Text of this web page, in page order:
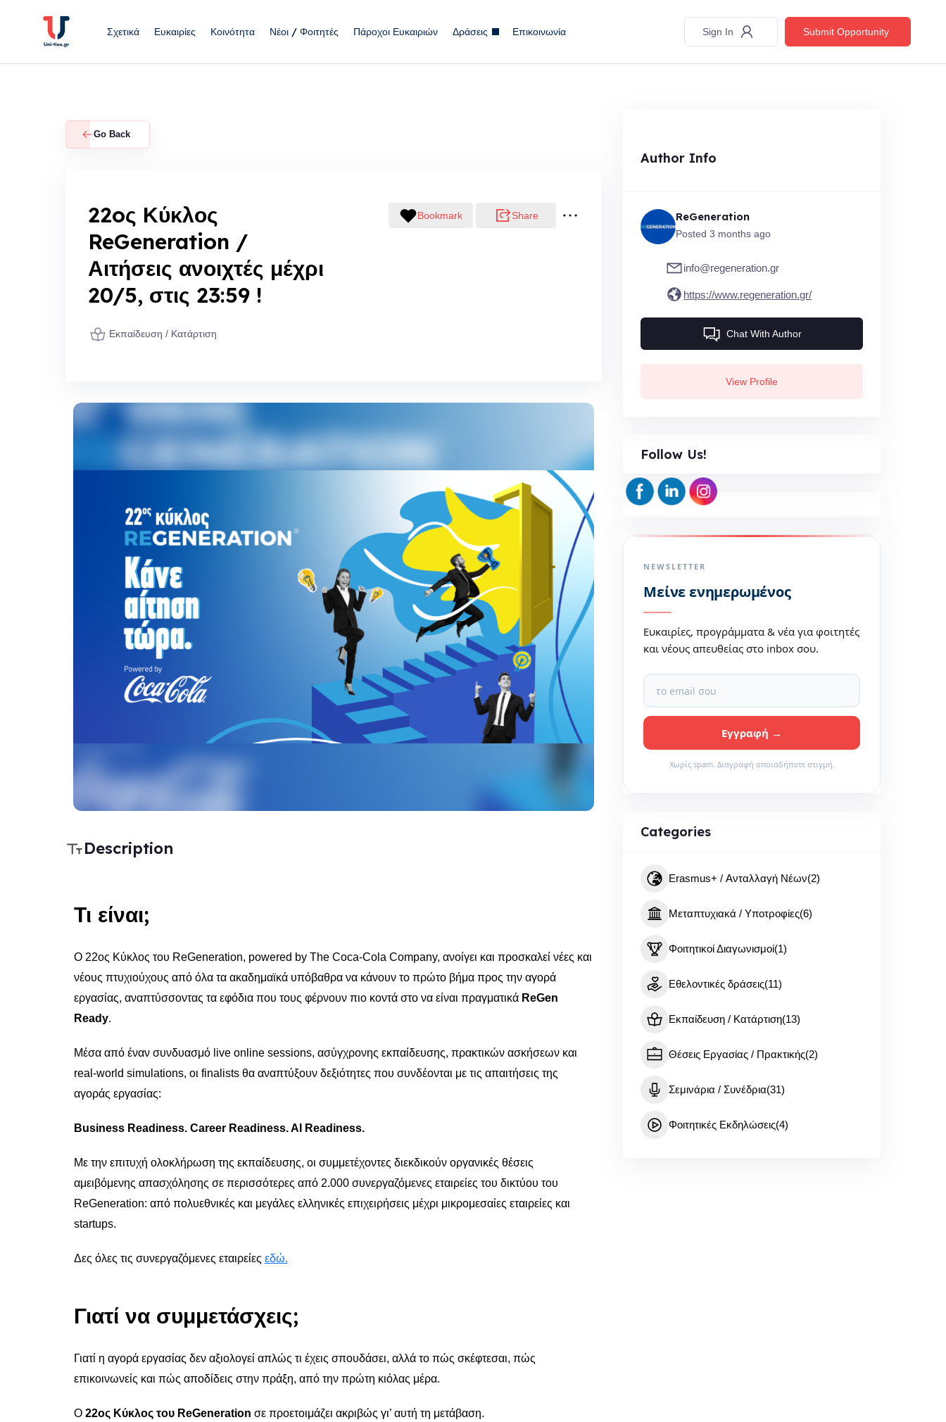
Σχετικά Ευκαιρίες Κοινότητα Νέοι / Φοιτητές Πάροχοι Ευκαιριών Δράσεις Επικοινωνία Sign In Submit Opportunity
Go Back
22oς Κύκλος
ReGeneration /
Αιτήσεις ανοιχτές μέχρι
20/5, στις 23:59 !
Bookmark Share
Εκπαίδευση / Κατάρτιση
Description
Τι είναι;
Ο 22ος Κύκλος του ReGeneration, powered by The Coca-Cola Company, ανοίγει και προσκαλεί νέες και
νέους πτυχιούχους από όλα τα ακαδημαϊκά υπόβαθρα να κάνουν το πρώτο βήμα προς την αγορά
εργασίας, αναπτύσσοντας τα εφόδια που τους φέρνουν πιο κοντά στο να είναι πραγματικάReGen
Ready.
Μέσα από έναν συνδυασμό live online sessions, ασύγχρονης εκπαίδευσης, πρακτικών ασκήσεων και
real-world simulations, οι finalists θα αναπτύξουν δεξιότητες που συνδέονται με τις απαιτήσεις της
αγοράς εργασίας:
Business Readiness. Career Readiness. AI Readiness.
Με την επιτυχή ολοκλήρωση της εκπαίδευσης, οι συμμετέχοντες διεκδικούν οργανικές θέσεις
αμειβόμενης απασχόλησης σε περισσότερες από 2.000 συνεργαζόμενες εταιρείες του δικτύου του
ReGeneration: από πολυεθνικές και μεγάλες ελληνικές επιχειρήσεις μέχρι μικρομεσαίες εταιρείες και
startups.
Δες όλες τις συνεργαζόμενες εταιρείες εδώ.
Γιατί να συμμετάσχεις;
Γιατί η αγορά εργασίας δεν αξιολογεί απλώς τι έχεις σπουδάσει, αλλά το πώς σκέφτεσαι, πώς
επικοινωνείς και πώς αποδίδεις στην πράξη, από την πρώτη κιόλας μέρα.
Ο 22ος Κύκλος του ReGeneration σε προετοιμάζει ακριβώς γι’ αυτή τη μετάβαση.
Author Info
ReGeneration
Posted 3 months ago
info@regeneration.gr
https://www.regeneration.gr/
Chat With Author
View Profile
Follow Us!
NEWSLETTER
Μείνε ενημερωμένος
Ευκαιρίες, προγράμματα & νέα για φοιτητές
και νέους απευθείας στο inbox σου.
Χωρίς spam. Διαγραφή οποιαδήποτε στιγμή.
Categories
Erasmus+ / Ανταλλαγή Νέων(2)
Μεταπτυχιακά / Υποτροφίες(6)
Φοιτητικοί Διαγωνισμοί(1)
Εθελοντικές δράσεις(11)
Εκπαίδευση / Κατάρτιση(13)
Θέσεις Εργασίας / Πρακτικής(2)
Σεμινάρια / Συνέδρια(31)
Φοιτητικές Εκδηλώσεις(4)